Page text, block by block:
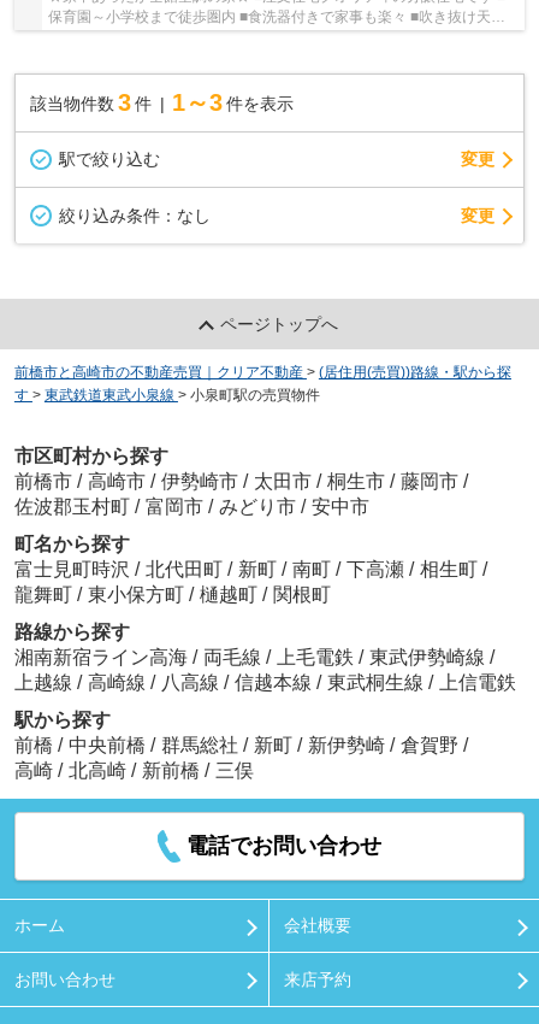
保育園～小学校まで徒歩圏内 ■食洗器付きで家事も楽々 ■吹き抜け天井
該当物件数 3件 1～3 件を表示
駅で絞り込む 変更
絞り込み条件： なし 変更
ページトップへ
前橋市と高崎市の不動産売買｜クリア不動産 > (居住用(売買))路線・駅から探
す > 東武鉄道東武小泉線 > 小泉町駅の売買物件
市区町村から探す
前橋市 / 高崎市 / 伊勢崎市 / 太田市 / 桐生市 / 藤岡市 /
佐波郡玉村町 / 富岡市 / みどり市 / 安中市
町名から探す
富士見町時沢 / 北代田町 / 新町 / 南町 / 下高瀬 / 相生町 /
龍舞町 / 東小保方町 / 樋越町 / 関根町
路線から探す
湘南新宿ライン高海 / 両毛線 / 上毛電鉄 / 東武伊勢崎線 /
上越線 / 高崎線 / 八高線 / 信越本線 / 東武桐生線 /
上信電鉄
駅から探す
前橋 / 中央前橋 / 群馬総社 / 新町 / 新伊勢崎 / 倉賀野 /
高崎 / 北高崎 / 新前橋 / 三俣
電話でお問い合わせ
ホーム 会社概要
お問い合わせ 来店予約